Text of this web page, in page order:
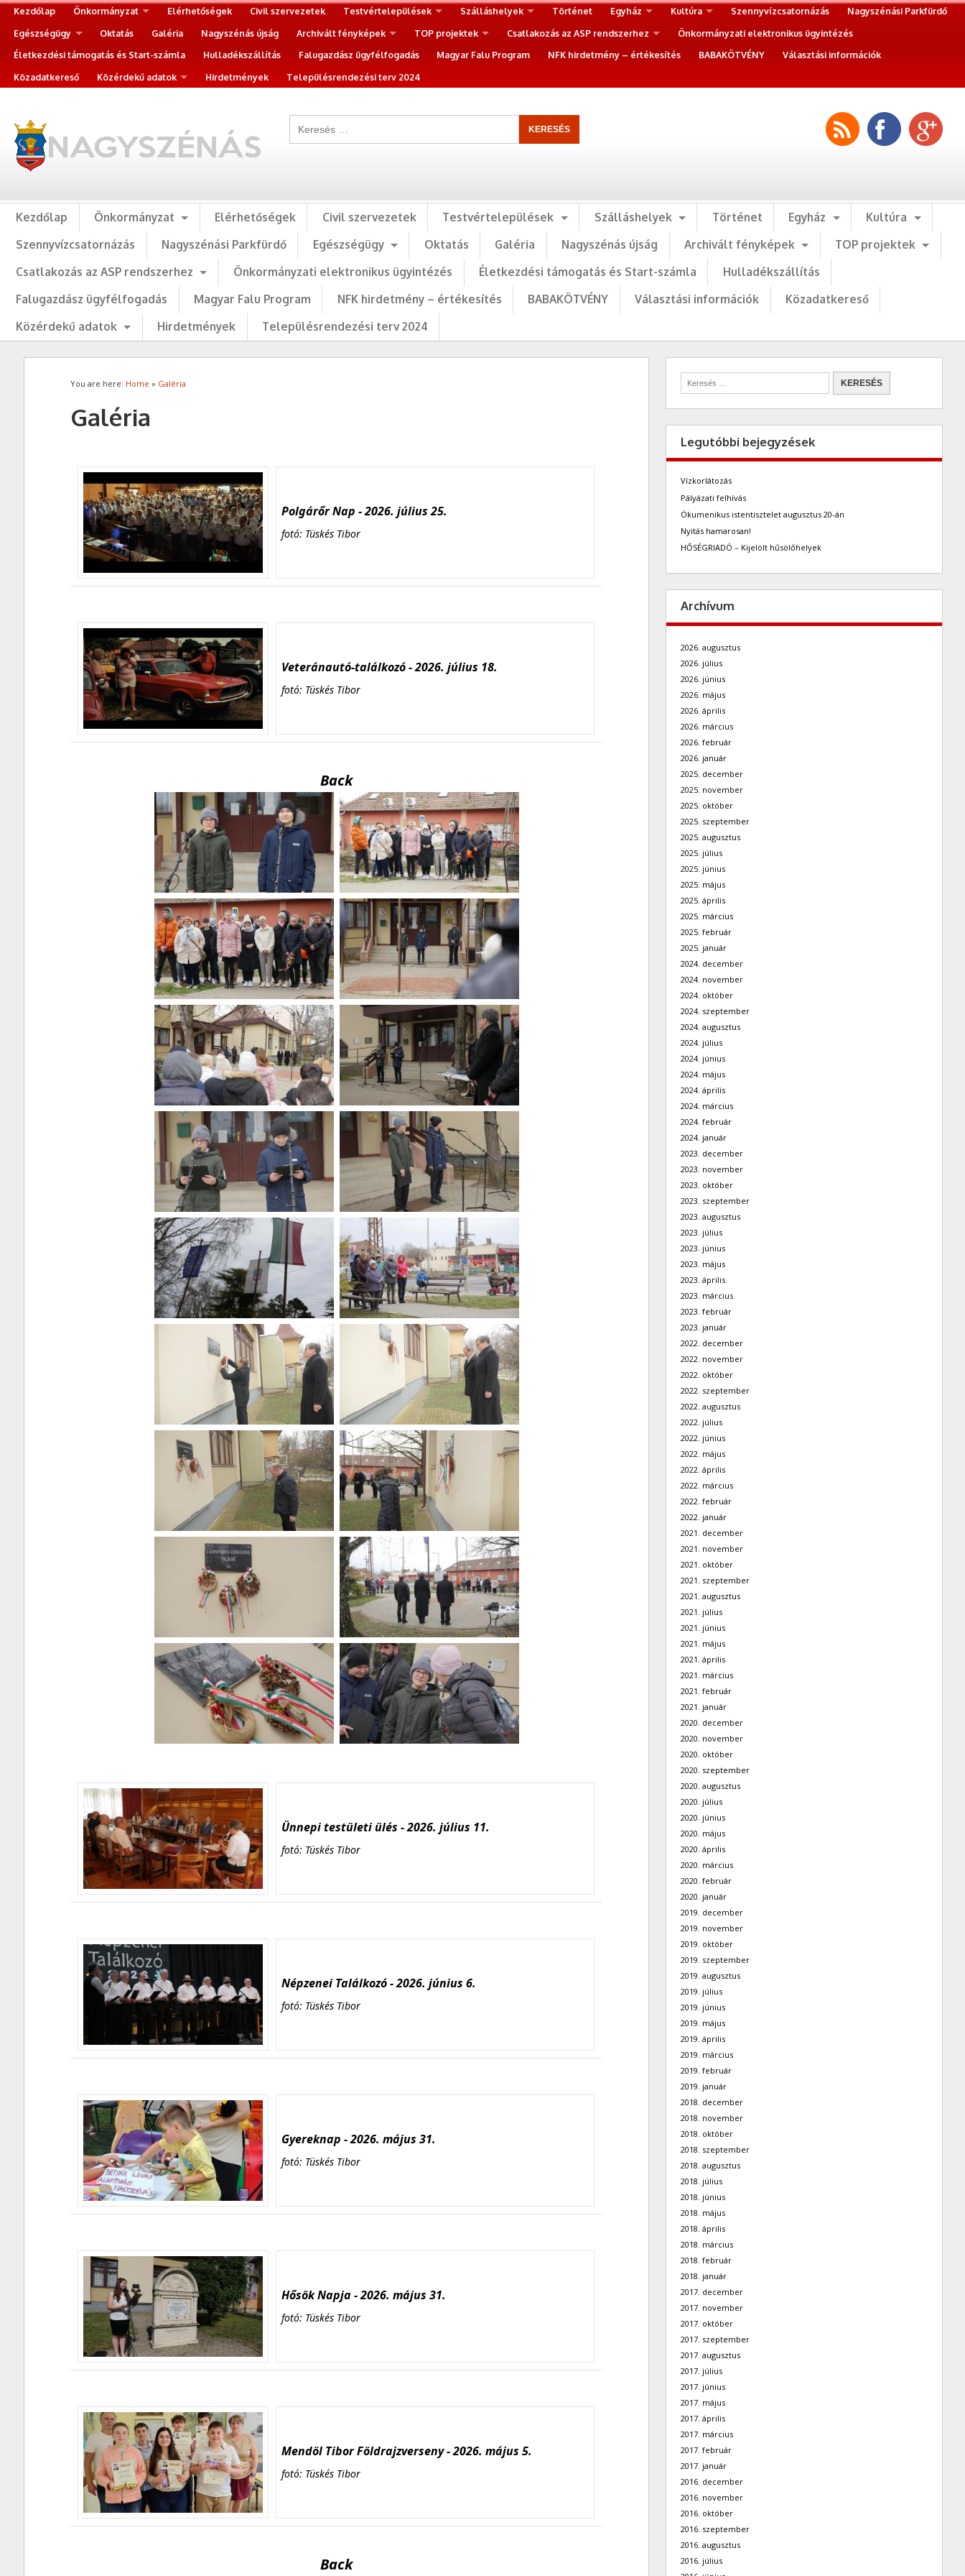
Kezdőlap Önkormányzat Elérhetőségek Civil szervezetek Testvértelepülések Szálláshelyek Történet Egyház Kultúra Szennyvízcsatornázás
Nagyszénási Parkfürdő
Egészségügy
Oktatás Galéria Nagyszénás újság Archivált fényképek TOP projektek Csatlakozás az ASP rendszerhez
Önkormányzati elektronikus ügyintézés
Életkezdési támogatás és Start-számla
Hulladékszállítás Falugazdász ügyfélfogadás Magyar Falu Program NFK hirdetmény – értékesítés BABAKÖTVÉNY
Választási információk
Közadatkereső
Közérdekű adatok Hirdetmények Településrendezési terv 2024
Kezdőlap Önkormányzat Elérhetőségek Civil szervezetek Testvértelepülések Szálláshelyek Történet Egyház
Kultúra
Szennyvízcsatornázás
Nagyszénási Parkfürdő Egészségügy Oktatás Galéria Nagyszénás újság Archivált fényképek
TOP projektek
Csatlakozás az ASP rendszerhez
Önkormányzati elektronikus ügyintézés Életkezdési támogatás és Start-számla
Hulladékszállítás
Falugazdász ügyfélfogadás
Magyar Falu Program NFK hirdetmény – értékesítés BABAKÖTVÉNY Választási információk
Közadatkereső
Közérdekű adatok
Hirdetmények Településrendezési terv 2024
You are here: Home » Galéria
Galéria
Polgárőr Nap - 2026. július 25.
fotó: Tüskés Tibor
Veteránautó-találkozó - 2026. július 18.
fotó: Tüskés Tibor
Back
Ünnepi testületi ülés - 2026. július 11.
fotó: Tüskés Tibor
Népzenei Találkozó - 2026. június 6.
fotó: Tüskés Tibor
Gyereknap - 2026. május 31.
fotó: Tüskés Tibor
Hősök Napja - 2026. május 31.
fotó: Tüskés Tibor
Mendöl Tibor Földrajzverseny - 2026. május 5.
fotó: Tüskés Tibor
Back
Legutóbbi bejegyzések
Vízkorlátozás
Pályázati felhívás
Ökumenikus istentisztelet augusztus 20-án
Nyitás hamarosan!
HŐSÉGRIADÓ – Kijelölt hűsölőhelyek
Archívum
2026. augusztus
2026. július
2026. június
2026. május
2026. április
2026. március
2026. február
2026. január
2025. december
2025. november
2025. október
2025. szeptember
2025. augusztus
2025. július
2025. június
2025. május
2025. április
2025. március
2025. február
2025. január
2024. december
2024. november
2024. október
2024. szeptember
2024. augusztus
2024. július
2024. június
2024. május
2024. április
2024. március
2024. február
2024. január
2023. december
2023. november
2023. október
2023. szeptember
2023. augusztus
2023. július
2023. június
2023. május
2023. április
2023. március
2023. február
2023. január
2022. december
2022. november
2022. október
2022. szeptember
2022. augusztus
2022. július
2022. június
2022. május
2022. április
2022. március
2022. február
2022. január
2021. december
2021. november
2021. október
2021. szeptember
2021. augusztus
2021. július
2021. június
2021. május
2021. április
2021. március
2021. február
2021. január
2020. december
2020. november
2020. október
2020. szeptember
2020. augusztus
2020. július
2020. június
2020. május
2020. április
2020. március
2020. február
2020. január
2019. december
2019. november
2019. október
2019. szeptember
2019. augusztus
2019. július
2019. június
2019. május
2019. április
2019. március
2019. február
2019. január
2018. december
2018. november
2018. október
2018. szeptember
2018. augusztus
2018. július
2018. június
2018. május
2018. április
2018. március
2018. február
2018. január
2017. december
2017. november
2017. október
2017. szeptember
2017. augusztus
2017. július
2017. június
2017. május
2017. április
2017. március
2017. február
2017. január
2016. december
2016. november
2016. október
2016. szeptember
2016. augusztus
2016. július